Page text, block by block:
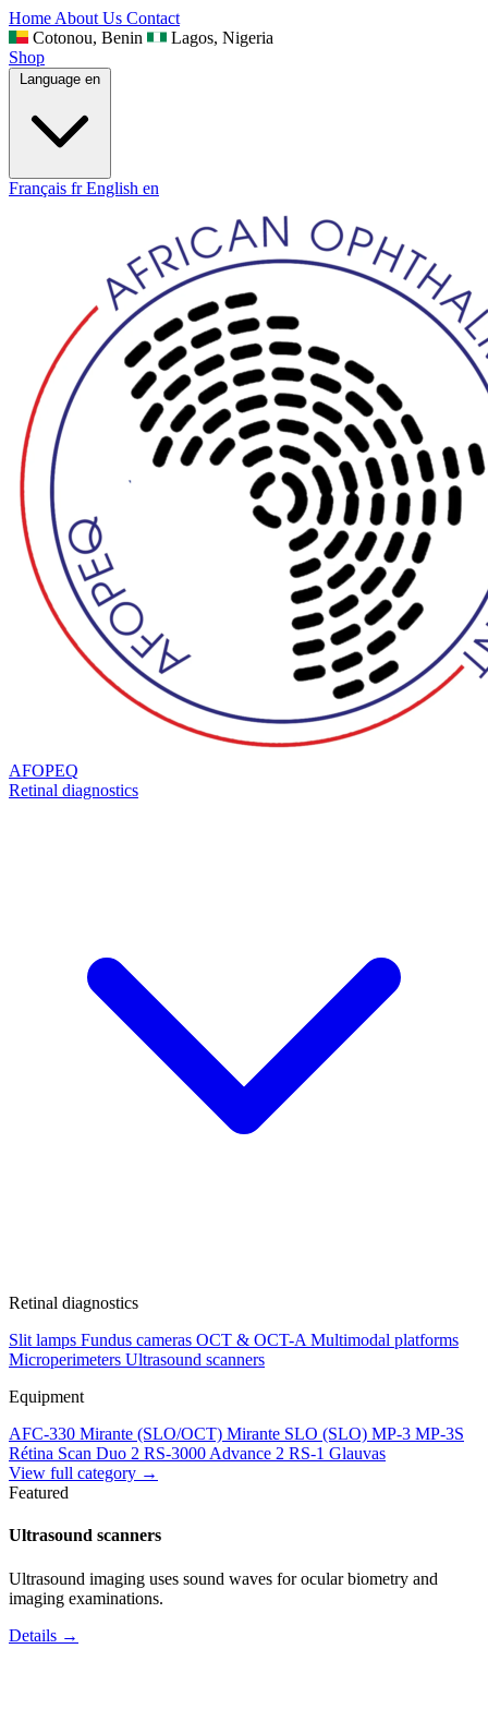
Home About Us Contact
Cotonou, Benin
Lagos, Nigeria
Shop
Language en
Français fr English en
AFOPEQ
Retinal diagnostics
Retinal diagnostics
Slit lamps Fundus cameras OCT & OCT-A Multimodal platforms
Microperimeters Ultrasound scanners
Equipment
AFC-330 Mirante (SLO/OCT) Mirante SLO (SLO) MP-3 MP-3S
Rétina Scan Duo 2 RS-3000 Advance 2 RS-1 Glauvas
View full category →
Featured
Ultrasound scanners
Ultrasound imaging uses sound waves for ocular biometry and
imaging examinations.
Details →